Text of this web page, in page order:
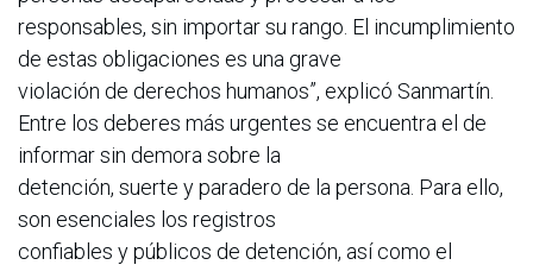
responsables, sin importar su rango. El incumplimiento
de estas obligaciones es una grave
violación de derechos humanos”, explicó Sanmartín.
Entre los deberes más urgentes se encuentra el de
informar sin demora sobre la
detención, suerte y paradero de la persona. Para ello,
son esenciales los registros
confiables y públicos de detención, así como el